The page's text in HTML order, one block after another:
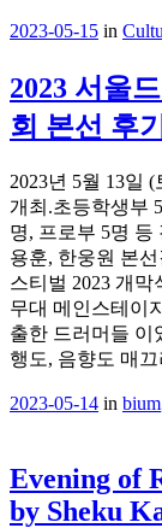
2023-05-15 in
2023 서울
회 본선 후기
2023년 5월 13일
개최.초등학생부
명, 프로부 5명 등
용훈, 한웅원 본
스티벌 2023 개
무대 메인스테이
출한 드러머들 이
행도, 음향도 매
2023-05-14 in bium
Evening of
by Sheku